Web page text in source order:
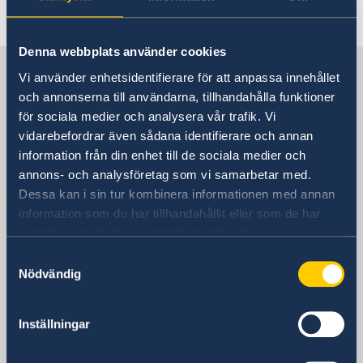
Denna webbplats använder cookies
Vi använder enhetsidentifierare för att anpassa innehållet
och annonserna till användarna, tillhandahålla funktioner
för sociala medier och analysera vår trafik. Vi
vidarebefordrar även sådana identifierare och annan
information från din enhet till de sociala medier och
annons- och analysföretag som vi samarbetar med.
Dessa kan i sin tur kombinera informationen med annan
information som du har tillhandahållit eller som de har
samlat in när du har använt deras tjänster.
Nödvändig
Inställningar
förnamn och efternamn för nyfödda barn
Assistance
Studier i Polen
Svenska skolan i Warszawa
Svenskt medborgarskap
Vigsel
Vigsel i Polen
Sverige i Polen, Warszawa
Sveriges ambassad
Besöksadress
Sveriges ambassad
ul. Bagatela 3
00-585 Warszawa
Polen
Sveriges ambassad
00-585 Warszawa